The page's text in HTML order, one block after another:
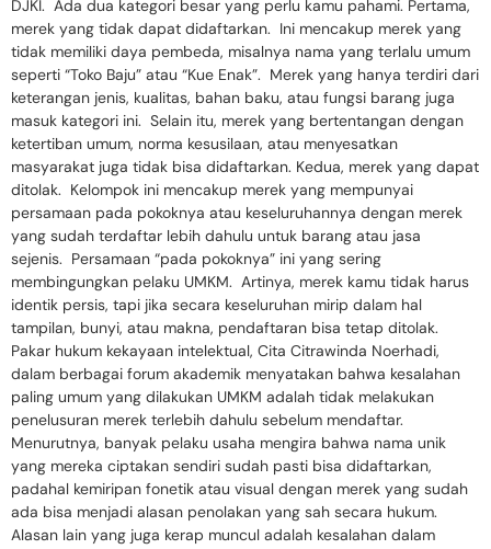
DJKI. Ada dua kategori besar yang perlu kamu pahami. Pertama,
merek yang tidak dapat didaftarkan. Ini mencakup merek yang
tidak memiliki daya pembeda, misalnya nama yang terlalu umum
seperti “Toko Baju” atau “Kue Enak”. Merek yang hanya terdiri dari
keterangan jenis, kualitas, bahan baku, atau fungsi barang juga
masuk kategori ini. Selain itu, merek yang bertentangan dengan
ketertiban umum, norma kesusilaan, atau menyesatkan
masyarakat juga tidak bisa didaftarkan. Kedua, merek yang dapat
ditolak. Kelompok ini mencakup merek yang mempunyai
persamaan pada pokoknya atau keseluruhannya dengan merek
yang sudah terdaftar lebih dahulu untuk barang atau jasa
sejenis. Persamaan “pada pokoknya” ini yang sering
membingungkan pelaku UMKM. Artinya, merek kamu tidak harus
identik persis, tapi jika secara keseluruhan mirip dalam hal
tampilan, bunyi, atau makna, pendaftaran bisa tetap ditolak.
Pakar hukum kekayaan intelektual, Cita Citrawinda Noerhadi,
dalam berbagai forum akademik menyatakan bahwa kesalahan
paling umum yang dilakukan UMKM adalah tidak melakukan
penelusuran merek terlebih dahulu sebelum mendaftar.
Menurutnya, banyak pelaku usaha mengira bahwa nama unik
yang mereka ciptakan sendiri sudah pasti bisa didaftarkan,
padahal kemiripan fonetik atau visual dengan merek yang sudah
ada bisa menjadi alasan penolakan yang sah secara hukum.
Alasan lain yang juga kerap muncul adalah kesalahan dalam